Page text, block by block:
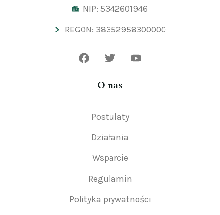
NIP: 5342601946
REGON: 38352958300000
O nas
Postulaty
Działania
Wsparcie
Regulamin
Polityka prywatności